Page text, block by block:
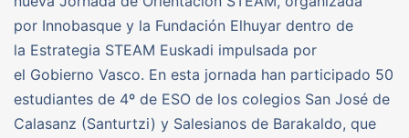
por Innobasque y la Fundación Elhuyar dentro de
la Estrategia STEAM Euskadi impulsada por
el Gobierno Vasco. En esta jornada han participado 50
estudiantes de 4º de ESO de los colegios San José de
Calasanz (Santurtzi) y Salesianos de Barakaldo, que